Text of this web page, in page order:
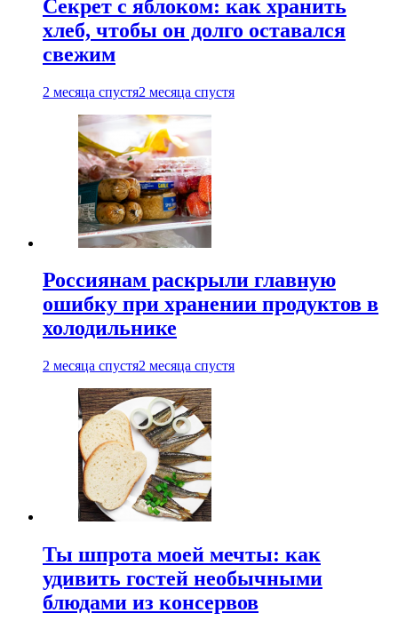
Секрет с яблоком: как хранить
хлеб, чтобы он долго оставался
свежим
2 месяца спустя2 месяца спустя
Россиянам раскрыли главную
ошибку при хранении продуктов в
холодильнике
2 месяца спустя2 месяца спустя
Ты шпрота моей мечты: как
удивить гостей необычными
блюдами из консервов